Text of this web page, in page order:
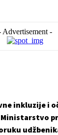
Advertisement -
inkluzije i